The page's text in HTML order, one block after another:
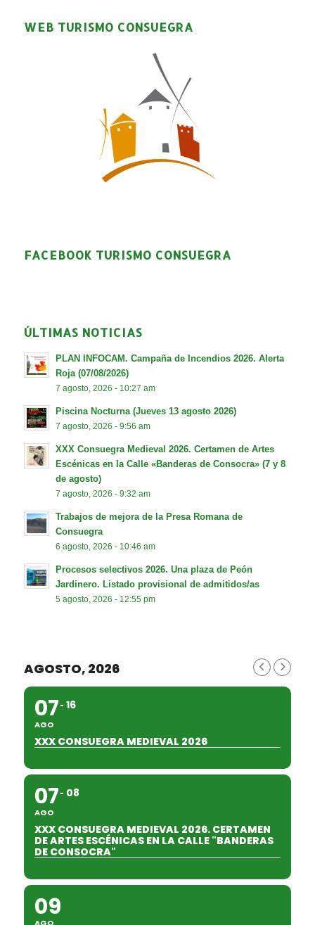
WEB TURISMO CONSUEGRA
FACEBOOK TURISMO CONSUEGRA
ÚLTIMAS NOTICIAS
PLAN INFOCAM. Campaña de Incendios 2026. Alerta
Roja (07/08/2026)
7 agosto, 2026 - 10:27 am
Piscina Nocturna (Jueves 13 agosto 2026)
7 agosto, 2026 - 9:56 am
XXX Consuegra Medieval 2026. Certamen de Artes
Escénicas en la Calle «Banderas de Consocra» (7 y 8
de agosto)
7 agosto, 2026 - 9:32 am
Trabajos de mejora de la Presa Romana de
Consuegra
6 agosto, 2026 - 10:46 am
Procesos selectivos 2026. Una plaza de Peón
Jardinero. Listado provisional de admitidos/as
5 agosto, 2026 - 12:55 pm
AGOSTO, 2026
07
AGO
16
XXX CONSUEGRA MEDIEVAL 2026
07
AGO
08
XXX CONSUEGRA MEDIEVAL 2026. CERTAMEN
DE ARTES ESCÉNICAS EN LA CALLE "BANDERAS
DE CONSOCRA"
09